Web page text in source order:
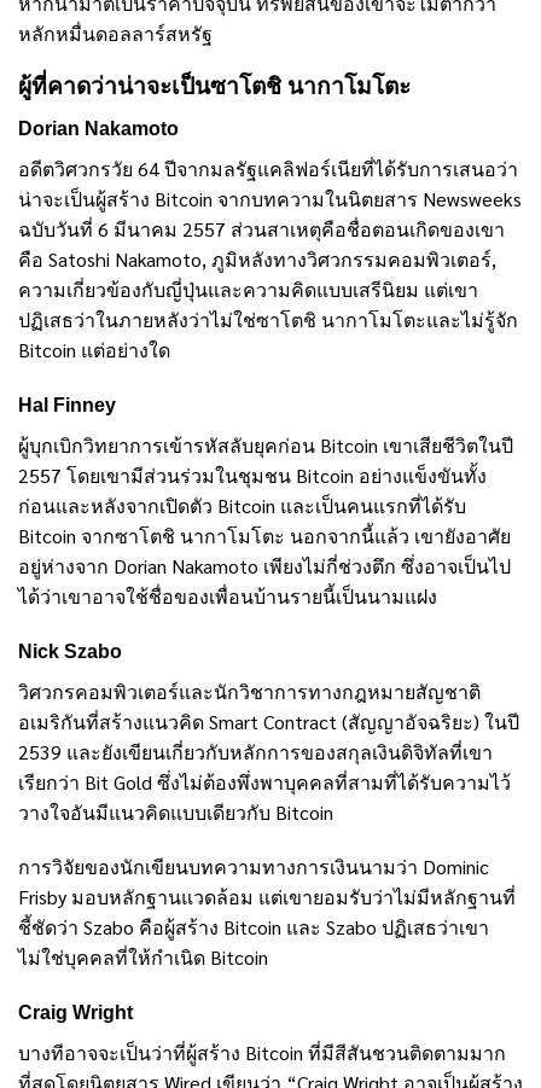
หลักหมื่นดอลลาร์สหรัฐ
ผู้ที่คาดว่าน่าจะเป็นซาโตชิ นากาโมโตะ
Dorian Nakamoto
อดีตวิศวกรวัย 64 ปีจากมลรัฐแคลิฟอร์เนียที่ได้รับการเสนอว่า
น่าจะเป็นผู้สร้าง Bitcoin จากบทความในนิตยสาร Newsweeks
ฉบับวันที่ 6 มีนาคม 2557 ส่วนสาเหตุคือชื่อตอนเกิดของเขา
คือ Satoshi Nakamoto, ภูมิหลังทางวิศวกรรมคอมพิวเตอร์,
ความเกี่ยวข้องกับญี่ปุ่นและความคิดแบบเสรีนิยม แต่เขา
ปฏิเสธว่าในภายหลังว่าไม่ใช่ซาโตชิ นากาโมโตะและไม่รู้จัก
Bitcoin แต่อย่างใด
Hal Finney
ผู้บุกเบิกวิทยาการเข้ารหัสลับยุคก่อน Bitcoin เขาเสียชีวิตในปี
2557 โดยเขามีส่วนร่วมในชุมชน Bitcoin อย่างแข็งขันทั้ง
ก่อนและหลังจากเปิดตัว Bitcoin และเป็นคนแรกที่ได้รับ
Bitcoin จากซาโตชิ นากาโมโตะ นอกจากนี้แล้ว เขายังอาศัย
อยู่ห่างจาก Dorian Nakamoto เพียงไม่กี่ช่วงตึก ซึ่งอาจเป็นไป
ได้ว่าเขาอาจใช้ชื่อของเพื่อนบ้านรายนี้เป็นนามแฝง
Nick Szabo
วิศวกรคอมพิวเตอร์และนักวิชาการทางกฎหมายสัญชาติ
อเมริกันที่สร้างแนวคิด Smart Contract (สัญญาอัจฉริยะ) ในปี
2539 และยังเขียนเกี่ยวกับหลักการของสกุลเงินดิจิทัลที่เขา
เรียกว่า Bit Gold ซึ่งไม่ต้องพึ่งพาบุคคลที่สามที่ได้รับความไว้
วางใจอันมีแนวคิดแบบเดียวกับ Bitcoin
การวิจัยของนักเขียนบทความทางการเงินนามว่า Dominic
Frisby มอบหลักฐานแวดล้อม แต่เขายอมรับว่าไม่มีหลักฐานที่
ชี้ชัดว่า Szabo คือผู้สร้าง Bitcoin และ Szabo ปฏิเสธว่าเขา
ไม่ใช่บุคคลที่ให้กำเนิด Bitcoin
Craig Wright
บางทีอาจจะเป็นว่าที่ผู้สร้าง Bitcoin ที่มีสีสันชวนติดตามมาก
ที่สุดโดยนิตยสาร Wired เขียนว่า “Craig Wright อาจเป็นผู้สร้าง